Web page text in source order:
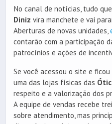
No canal de notícias, tudo
Diniz vira manchete e vai
Aberturas de novas unidades,
contarão com a participação
patrocínios e ações de
Se você acessou o site e
uma das lojas físicas das
respeito e a valorização dos
A equipe de vendas recebe
sobre atendimento, mas